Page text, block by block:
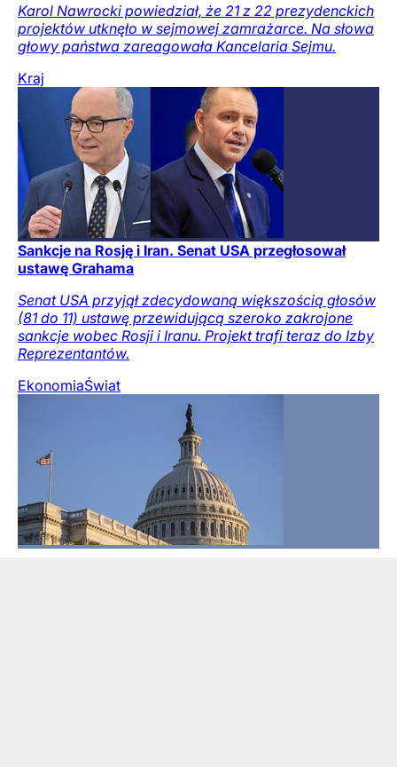
Karol Nawrocki powiedział, że 21 z 22 prezydenckich
projektów utknęło w sejmowej zamrażarce. Na słowa
głowy państwa zareagowała Kancelaria Sejmu.
Kraj
Sankcje na Rosję i Iran. Senat USA przegłosował
ustawę Grahama
Senat USA przyjął zdecydowaną większością głosów
(81 do 11) ustawę przewidującą szeroko zakrojone
sankcje wobec Rosji i Iranu. Projekt trafi teraz do Izby
Reprezentantów.
EkonomiaŚwiat